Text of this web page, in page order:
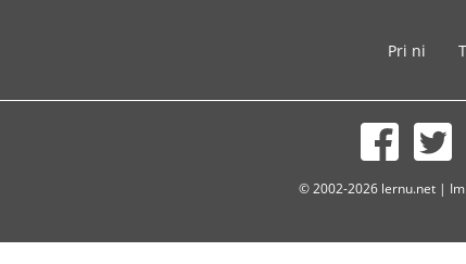
Pri ni
© 2002-2026 lernu.net |